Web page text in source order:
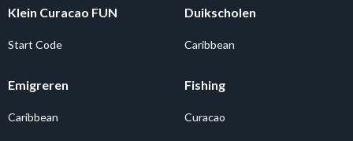
Klein Curacao FUN
Start Code
Duikscholen
Caribbean
Emigreren
Caribbean
Fishing
Curacao